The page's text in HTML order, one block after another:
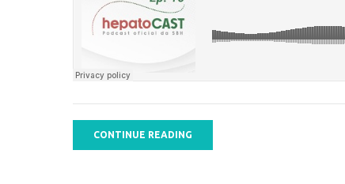
CONTINUE READING